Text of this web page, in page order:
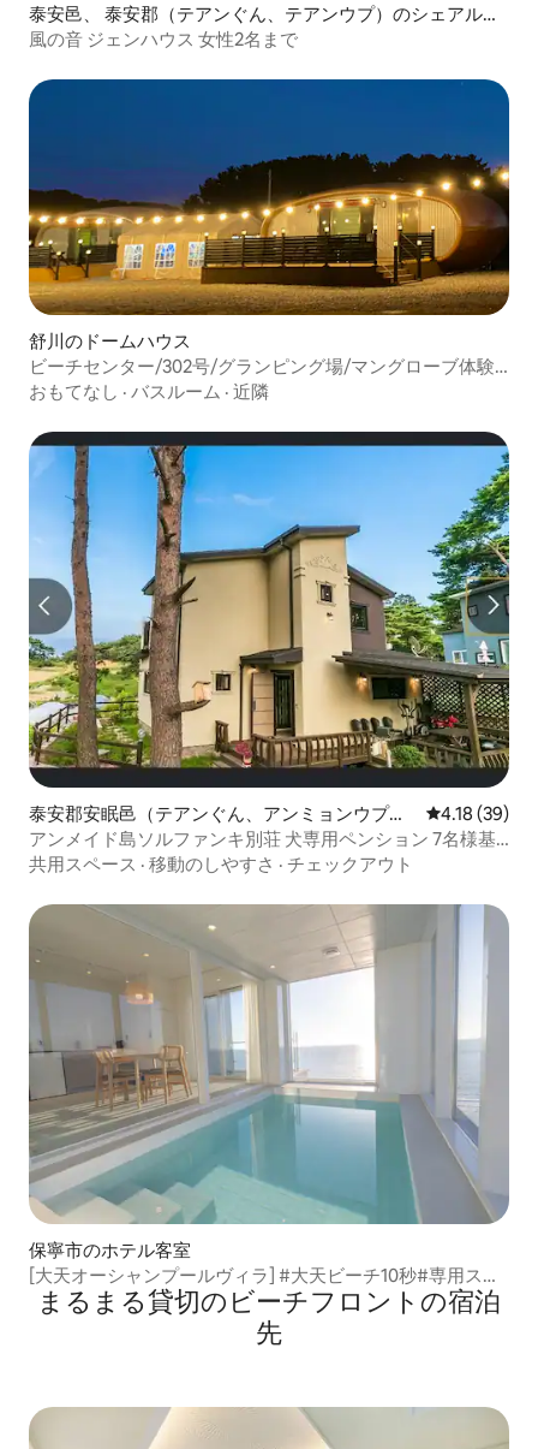
泰安邑、 泰安郡（テアンぐん、テアンウプ）のシェアル
ーム
風の音 ジェンハウス 女性2名まで
舒川のドームハウス
ビーチセンター/302号/グランピング場/マングローブ体験/
一戸建て/テラス/鍋バーベキュー/フラワーガーデン/
おもてなし · バスルーム · 近隣
泰安郡安眠邑（テアンぐん、アンミョンウプ）
のペンション
レビュー39
4.18 (39)
アンメイド島ソルファンキ別荘 犬専用ペンション 7名様基
準13名様 꽃지。アンメイン海岸白砂浜港 アンメイン大通り
共用スペース · 移動のしやすさ · チェックアウト
保寧市のホテル客室
[大天オーシャンプールヴィラ] #大天ビーチ10秒#専用スパ
#デラックス
まるまる貸切のビーチフロントの宿泊
先